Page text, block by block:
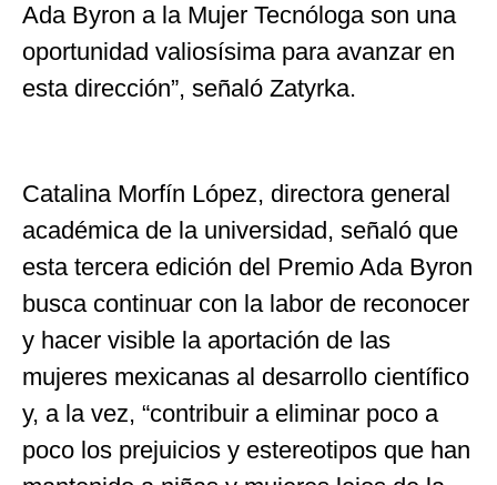
Ada Byron a la Mujer Tecnóloga son una
oportunidad valiosísima para avanzar en
esta dirección”, señaló Zatyrka.
Catalina Morfín López, directora general
académica de la universidad, señaló que
esta tercera edición del Premio Ada Byron
busca continuar con la labor de reconocer
y hacer visible la aportación de las
mujeres mexicanas al desarrollo científico
y, a la vez, “contribuir a eliminar poco a
poco los prejuicios y estereotipos que han